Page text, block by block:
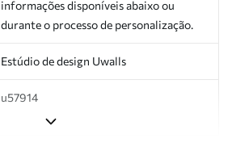
informações disponíveis abaixo ou
durante o processo de personalização.
Estúdio de design Uwalls
u57914